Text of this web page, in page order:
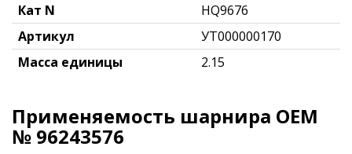
Кат N
HQ9676
Артикул
УТ000000170
Масса единицы
2.15
Применяемость шарнира OEM
№ 96243576